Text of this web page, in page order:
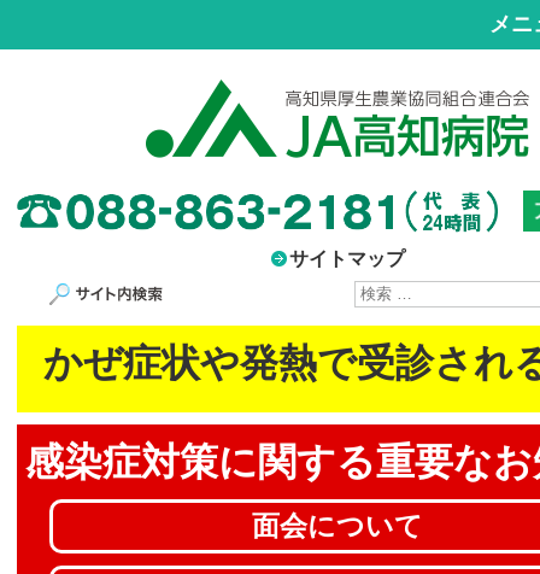
メニ
サイトマップ
サイト内検索
かぜ症状や発熱で受診され
感染症対策に関する重要な
面会について